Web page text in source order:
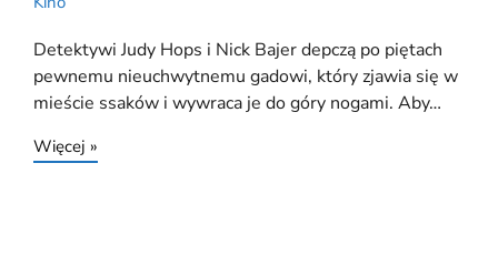
Detektywi Judy Hops i Nick Bajer depczą po piętach
pewnemu nieuchwytnemu gadowi, który zjawia się w
mieście ssaków i wywraca je do góry nogami. Aby…
Więcej »